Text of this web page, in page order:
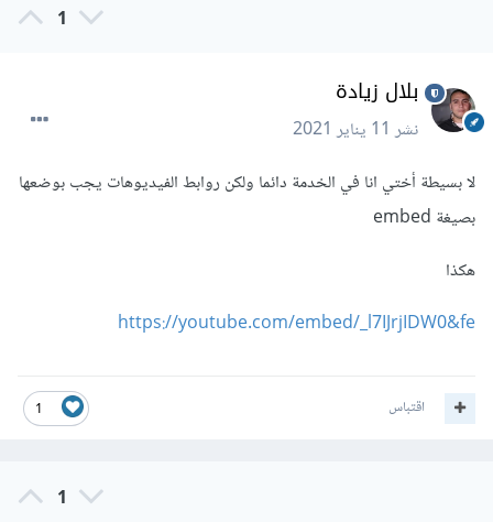
1
بلال زيادة
نشر11 يناير 2021
لا بسيطة أختي انا في الخدمة دائما ولكن روابط الفيديوهات يجب بوضعها
بصيغة embed
هكذا
https://youtube.com/embed/_l7IJrjIDW0&fe
1 اقتباس
1